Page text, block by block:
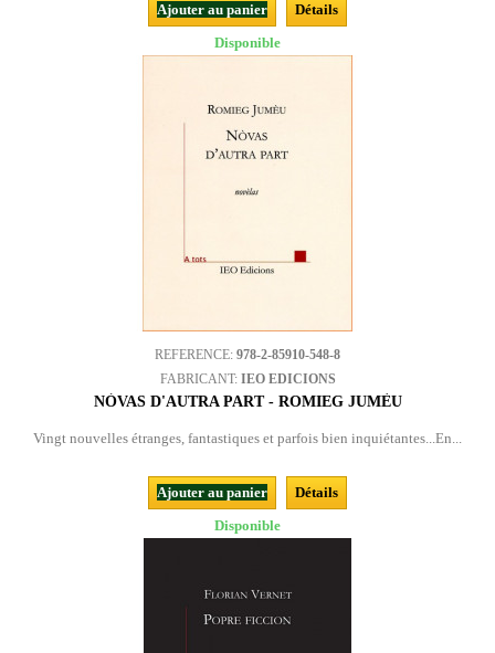
Ajouter au panier
Détails
Disponible
REFERENCE: 978-2-85910-548-8
FABRICANT: IEO EDICIONS
NÒVAS D'AUTRA PART - ROMIEG JUMÈU
Vingt nouvelles étranges, fantastiques et parfois bien inquiétantes...En...
Ajouter au panier
Détails
Disponible